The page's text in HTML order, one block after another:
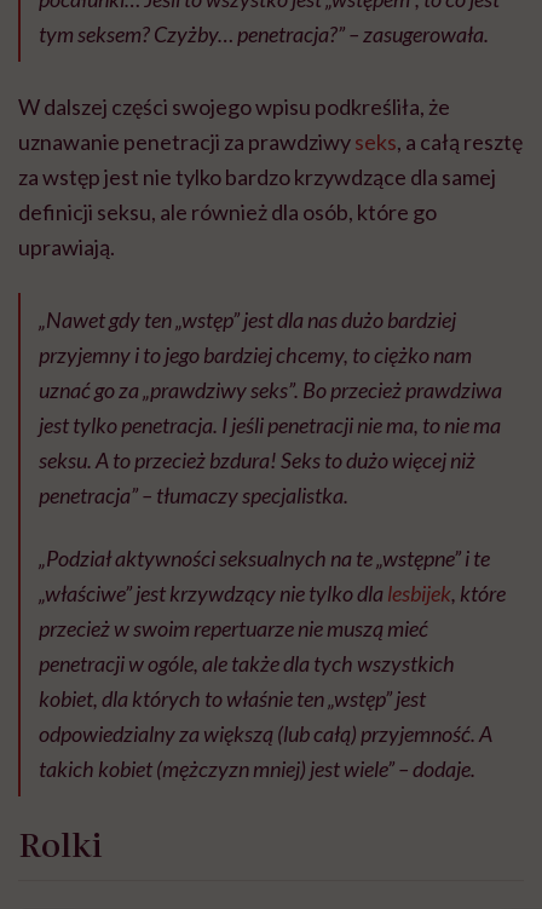
tym seksem? Czyżby… penetracja?” – zasugerowała.
W dalszej części swojego wpisu podkreśliła, że
uznawanie penetracji za prawdziwyseks, a całą resztę
za wstęp jest nie tylko bardzo krzywdzące dla samej
definicji seksu, ale również dla osób, które go
uprawiają.
„Nawet gdy ten „wstęp” jest dla nas dużo bardziej
przyjemny i to jego bardziej chcemy, to ciężko nam
uznać go za „prawdziwy seks”. Bo przecież prawdziwa
jest tylko penetracja. I jeśli penetracji nie ma, to nie ma
seksu. A to przecież bzdura! Seks to dużo więcej niż
penetracja” – tłumaczy specjalistka.
„Podział aktywności seksualnych na te „wstępne” i te
„właściwe” jest krzywdzący nie tylko dla lesbijek, które
przecież w swoim repertuarze nie muszą mieć
penetracji w ogóle, ale także dla tych wszystkich
kobiet, dla których to właśnie ten „wstęp” jest
odpowiedzialny za większą (lub całą) przyjemność. A
takich kobiet (mężczyzn mniej) jest wiele” – dodaje.
Rolki